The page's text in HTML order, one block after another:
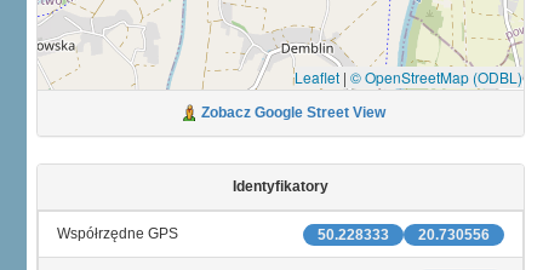
Leaflet | © OpenStreetMap (ODBL)
Zobacz Google Street View
Identyfikatory
20.730556
50.228333
Współrzędne GPS